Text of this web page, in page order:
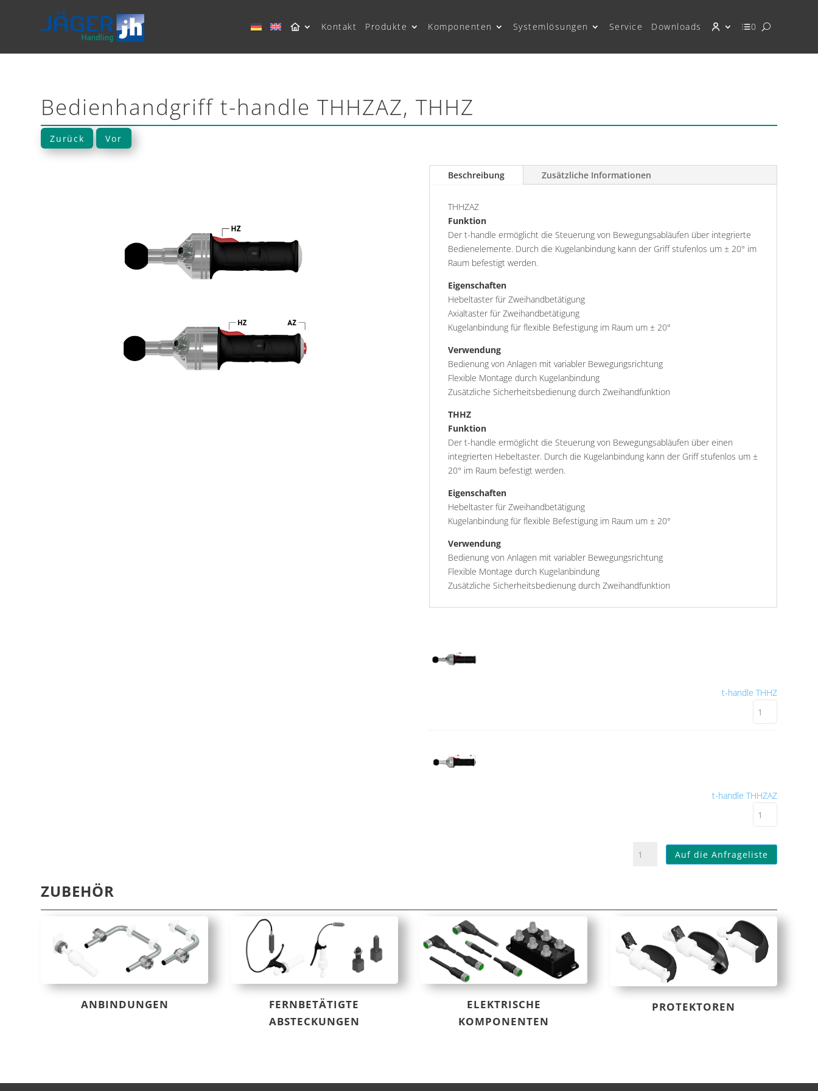
Kontakt Produkte Komponenten Systemlösungen Service Downloads 0
Bedienhandgriff t-handle THHZAZ, THHZ
Zurück Vor
Beschreibung Zusätzliche Informationen
THHZAZ
Funktion
Der t-handle ermöglicht die Steuerung von Bewegungsabläufen über integrierte
Bedienelemente. Durch die Kugelanbindung kann der Griff stufenlos um ± 20° im
Raum befestigt werden.
Eigenschaften
Hebeltaster für Zweihandbetätigung
Axialtaster für Zweihandbetätigung
Kugelanbindung für flexible Befestigung im Raum um ± 20°
Verwendung
Bedienung von Anlagen mit variabler Bewegungsrichtung
Flexible Montage durch Kugelanbindung
Zusätzliche Sicherheitsbedienung durch Zweihandfunktion
THHZ
Funktion
Der t-handle ermöglicht die Steuerung von Bewegungsabläufen über einen
integrierten Hebeltaster. Durch die Kugelanbindung kann der Griff stufenlos um ±
20° im Raum befestigt werden.
Eigenschaften
Hebeltaster für Zweihandbetätigung
Kugelanbindung für flexible Befestigung im Raum um ± 20°
Verwendung
Bedienung von Anlagen mit variabler Bewegungsrichtung
Flexible Montage durch Kugelanbindung
Zusätzliche Sicherheitsbedienung durch Zweihandfunktion
t-handle THHZ
t-handle THHZAZ
Bedienhandgriff
Auf die Anfrageliste
ZUBEHÖR
ANBINDUNGEN
FERNBETÄTIGTE
ABSTECKUNGEN
ELEKTRISCHE
KOMPONENTEN
PROTEKTOREN